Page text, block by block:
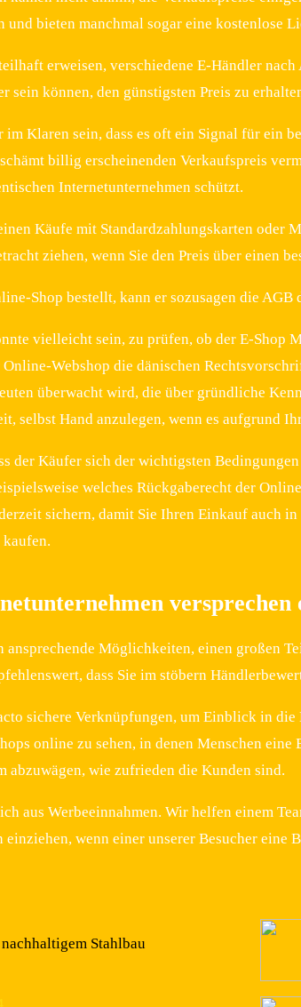
bieten manchmal sogar eine kostenlose
erweisen, verschiedene E-Händler
sein können, den günstigsten Preis zu
im Klaren sein, dass es oft ein Signal für ein
billig erscheinenden Verkaufspreis
Internetunternehmen schützt.
Käufe mit Standardzahlungskarten oder
ziehen, wenn Sie den Preis über einen
Shop bestellt, kann er sozusagen die
vielleicht sein, zu prüfen, ob der E-Shop
Webshop die dänischen
überwacht wird, die über gründliche
selbst Hand anzulegen, wenn es aufgrund
der Käufer sich der wichtigsten
welches Rückgaberecht der
sichern, damit Sie Ihren Einkauf auch
versprechen
Möglichkeiten, einen großen
dass Sie im stöbern
sichere Verknüpfungen, um Einblick in
online zu sehen, in denen Menschen
abzuwägen, wie zufrieden die Kunden sind.
aus Werbeeinnahmen. Wir helfen einem
einziehen, wenn einer unserer Besucher eine
Stahlbau